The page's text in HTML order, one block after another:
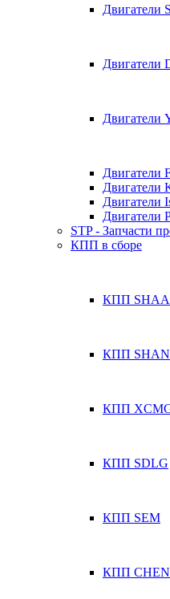
Двигатели
Двигатели
Двигатели
Двигатели
Двигатели
Двигатели
Двигатели
STP - Запчасти
КПП в сборе
КПП
КПП
КПП
КПП SDLG
КПП SEM
КПП